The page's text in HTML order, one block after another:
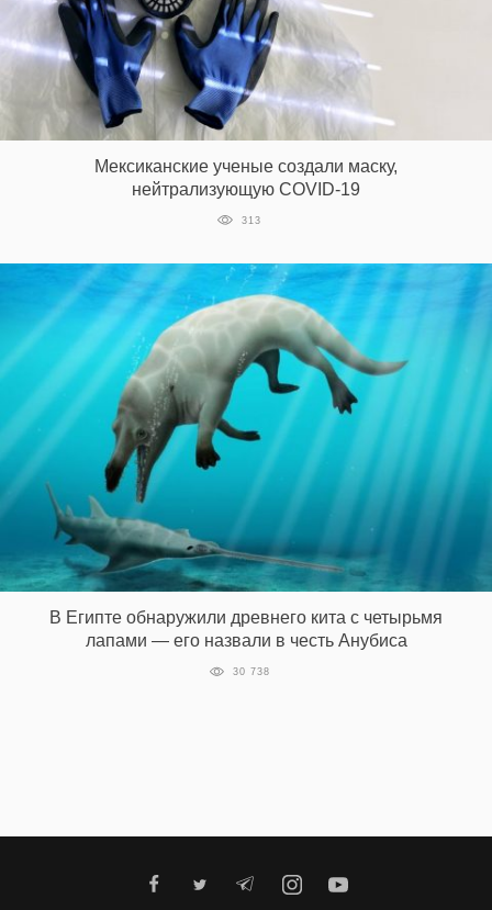
Мексиканские ученые создали маску,
нейтрализующую COVID-19
313
В Египте обнаружили древнего кита с четырьмя
лапами — его назвали в честь Анубиса
30 738